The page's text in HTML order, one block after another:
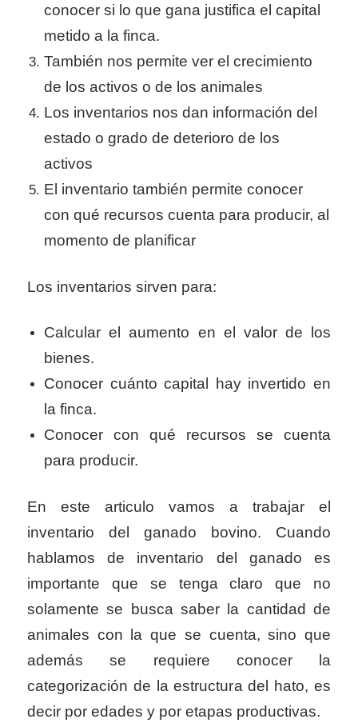
conocer si lo que gana justifica el capital
metido a la finca.
También nos permite ver el crecimiento
de los activos o de los animales
Los inventarios nos dan información del
estado o grado de deterioro de los
activos
El inventario también permite conocer
con qué recursos cuenta para producir, al
momento de planificar
Los inventarios sirven para:
Calcular el aumento en el valor de los
bienes.
Conocer cuánto capital hay invertido en
la finca.
Conocer con qué recursos se cuenta
para producir.
En este articulo vamos a trabajar el
inventario del ganado bovino. Cuando
hablamos de inventario del ganado es
importante que se tenga claro que no
solamente se busca saber la cantidad de
animales con la que se cuenta, sino que
además se requiere conocer la
categorización de la estructura del hato, es
decir por edades y por etapas productivas.